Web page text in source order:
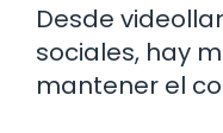
Desde
sociales, hay
mantener el